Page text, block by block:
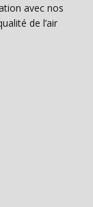
avec nos
de l’air